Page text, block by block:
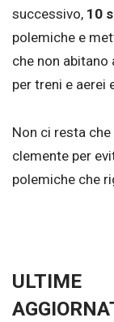
successivo, 10
polemiche e
che non abitano
per treni e aerei
Non ci resta
clemente per
polemiche che
ULTIME